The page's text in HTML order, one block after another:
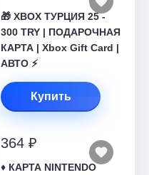
🎁 XBOX ТУРЦИЯ 25 -
300 TRY | ПОДАРОЧНАЯ
КАРТА | Xbox Gift Card |
АВТО ⚡
Купить
364 ₽
♦️ КАРТА NINTENDO